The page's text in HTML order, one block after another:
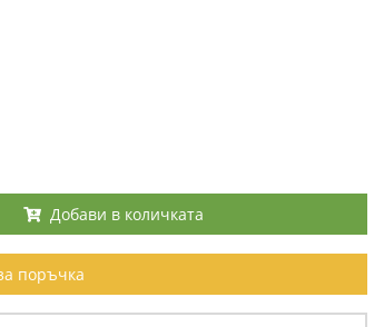
Добави в количката
поръчка